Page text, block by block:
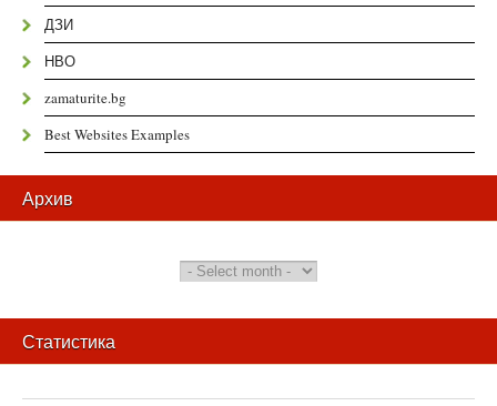
ДЗИ
НВО
zamaturite.bg
Best Websites Examples
Архив
Статистика